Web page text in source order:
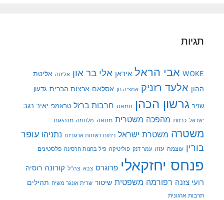
תגיות
WOKE אבי הראל איראן אלי בר און אליטה אליטת
ההון אלעד רזניק אמציה חן אסלאם ארצות הברית גדעון
שניר גרשון הכהן חמאס חרבות ברזל טראמפ יאיר רגב
ישראל כרזות מהפכה משטרית מחאה מלחמה מנהיגות
משטרה משטרת ישראל ניתוח רשתות ארגוניות נתניהו עופר
בורין עוצמה עזה עמר דנק פוליטיקה פיל בחנות חרסינה פלסטינים
פנחס יחזקאלי פרוגרס צבא צה"ל קורונה רוסיה
רועי צזנה רפורמה משפטית שיטור שרית אונגר משיח תהילים
תרבות ארגונית